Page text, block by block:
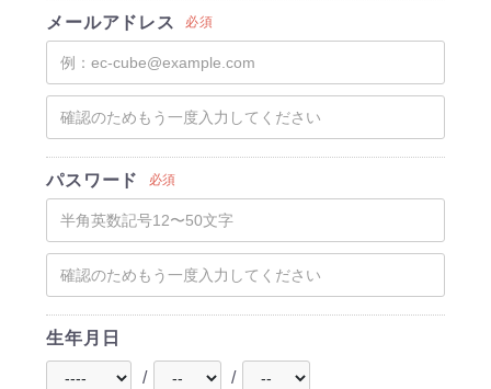
メールアドレス 必須
パスワード 必須
生年月日
/ /